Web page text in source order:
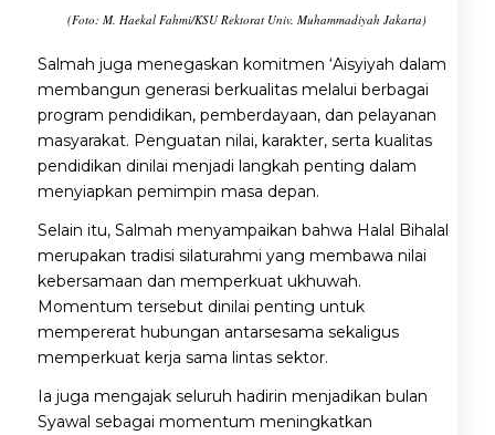
(Foto: M. Haekal Fahmi/KSU Rektorat Univ. Muhammadiyah Jakarta)
Salmah juga menegaskan komitmen ‘Aisyiyah dalam
membangun generasi berkualitas melalui berbagai
program pendidikan, pemberdayaan, dan pelayanan
masyarakat. Penguatan nilai, karakter, serta kualitas
pendidikan dinilai menjadi langkah penting dalam
menyiapkan pemimpin masa depan.
Selain itu, Salmah menyampaikan bahwa Halal Bihalal
merupakan tradisi silaturahmi yang membawa nilai
kebersamaan dan memperkuat ukhuwah.
Momentum tersebut dinilai penting untuk
mempererat hubungan antarsesama sekaligus
memperkuat kerja sama lintas sektor.
Ia juga mengajak seluruh hadirin menjadikan bulan
Syawal sebagai momentum meningkatkan